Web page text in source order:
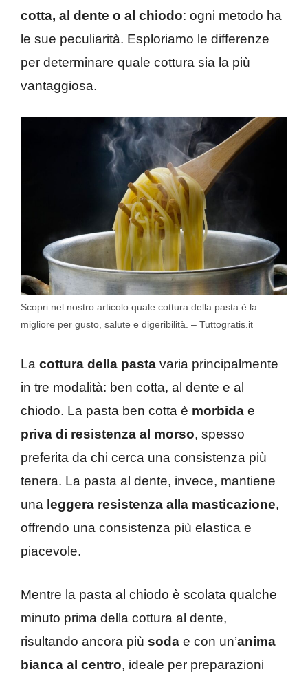
cotta, al dente o al chiodo: ogni metodo ha
le sue peculiarità. Esploriamo le differenze
per determinare quale cottura sia la più
vantaggiosa.
Scopri nel nostro articolo quale cottura della pasta è la
migliore per gusto, salute e digeribilità. – Tuttogratis.it
La cottura della pasta varia principalmente
in tre modalità: ben cotta, al dente e al
chiodo. La pasta ben cotta è morbida e
priva di resistenza al morso, spesso
preferita da chi cerca una consistenza più
tenera. La pasta al dente, invece, mantiene
una leggera resistenza alla masticazione,
offrendo una consistenza più elastica e
piacevole.
Mentre la pasta al chiodo è scolata qualche
minuto prima della cottura al dente,
risultando ancora più soda e con un’anima
bianca al centro, ideale per preparazioni